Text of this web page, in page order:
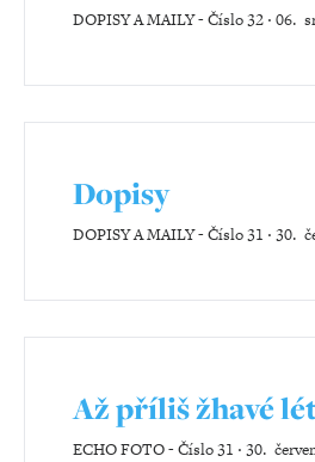
DOPISY A MAILY-Číslo 32 ‧ 06.
Dopisy
DOPISY A MAILY-Číslo 31 ‧ 30.
Až příliš žhavé
ECHO FOTO-Číslo 31 ‧ 30.